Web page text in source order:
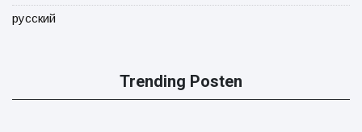
русский
Trending Posten